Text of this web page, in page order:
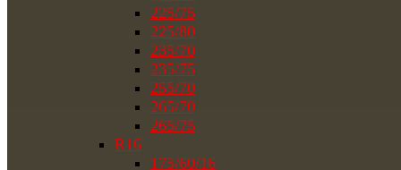
225/75
225/80
235/70
235/75
255/70
265/70
265/75
R16
175/60/16